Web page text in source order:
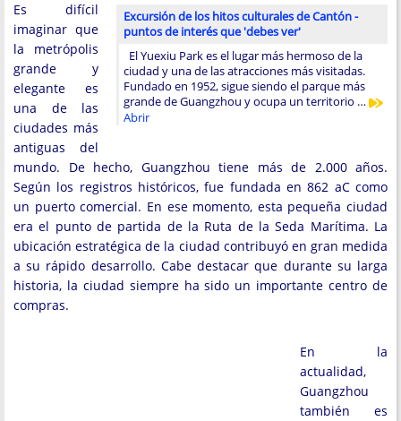
Excursión de los hitos culturales de Cantón -
puntos de interés que 'debes ver'
El Yuexiu Park es el lugar más hermoso de la
ciudad y una de las atracciones más visitadas.
Fundado en 1952, sigue siendo el parque más
grande de Guangzhou y ocupa un territorio …
Abrir
Es difícil
imaginar que
la metrópolis
grande y
elegante es
una de las
ciudades más
antiguas del
mundo. De hecho, Guangzhou tiene más de 2.000 años.
Según los registros históricos, fue fundada en 862 aC como
un puerto comercial. En ese momento, esta pequeña ciudad
era el punto de partida de la Ruta de la Seda Marítima. La
ubicación estratégica de la ciudad contribuyó en gran medida
a su rápido desarrollo. Cabe destacar que durante su larga
historia, la ciudad siempre ha sido un importante centro de
compras.
En la
actualidad,
Guangzhou
también es